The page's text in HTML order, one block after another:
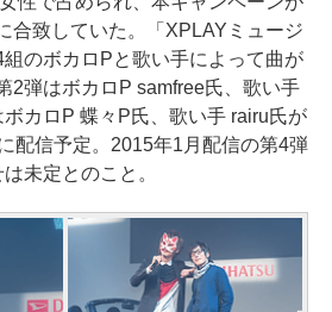
合致していた。「XPLAYミュージ
のボカロPと歌い手によって曲が
2弾はボカロP samfree氏、歌い手
カロP 蝶々P氏、歌い手 rairu氏が
配信予定。2015年1月配信の第4弾
未定とのこと。